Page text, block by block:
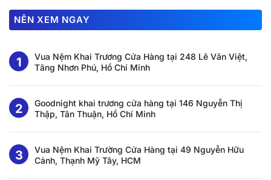
NÊN XEM NGAY
Vua Nệm Khai Trương Cửa Hàng tại 248 Lê Văn Việt,
Tăng Nhơn Phú, Hồ Chí Minh
Goodnight khai trương cửa hàng tại 146 Nguyễn Thị
Thập, Tân Thuận, Hồ Chí Minh
Vua Nệm Khai Trường Cửa Hàng tại 49 Nguyễn Hữu
Cảnh, Thạnh Mỹ Tây, HCM